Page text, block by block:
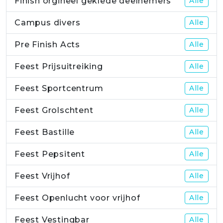
Campus divers Alle
Pre Finish Acts Alle
Feest Prijsuitreiking Alle
Feest Sportcentrum Alle
Feest Grolschtent Alle
Feest Bastille Alle
Feest Pepsitent Alle
Feest Vrijhof Alle
Feest Openlucht voor vrijhof Alle
Feest Vestingbar Alle